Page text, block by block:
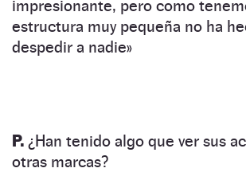
impresionante, pero como
estructura muy pequeña no ha
despedir a nadie»
P. ¿Han tenido algo que ver sus
otras marcas?